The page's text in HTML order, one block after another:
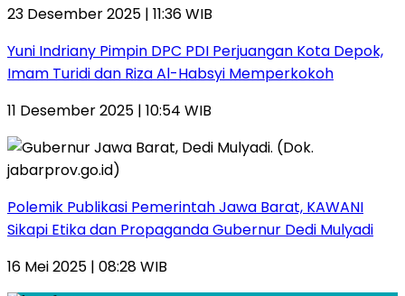
23 Desember 2025 | 11:36 WIB
Yuni Indriany Pimpin DPC PDI Perjuangan Kota Depok,
Imam Turidi dan Riza Al-Habsyi Memperkokoh
11 Desember 2025 | 10:54 WIB
Polemik Publikasi Pemerintah Jawa Barat, KAWANI
Sikapi Etika dan Propaganda Gubernur Dedi Mulyadi
16 Mei 2025 | 08:28 WIB